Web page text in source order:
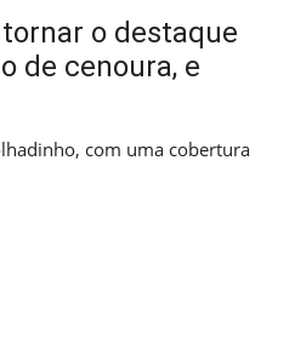
o destaque
de cenoura, e
com uma cobertura